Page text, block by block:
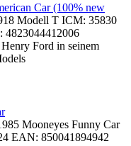
Car (100% new
Modell T ICM: 35830
4823044412006
Ford in seinem
Mooneyes Funny Car
EAN: 850041894942